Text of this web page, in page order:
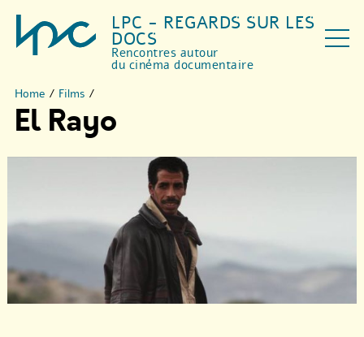
LPC - REGARDS SUR LES
DOCS
Rencontres autour
du cinéma documentaire
Home / Films /
El Rayo